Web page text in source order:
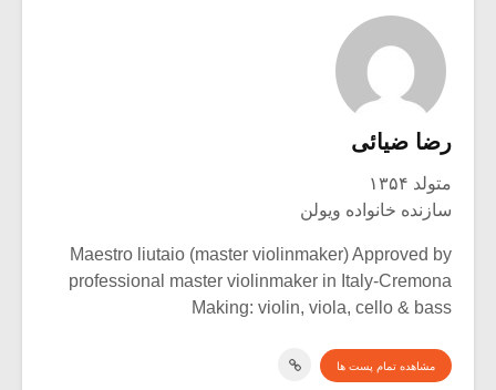
رضا ضیائی
متولد ۱۳۵۴
سازنده خانواده ویولن
Maestro liutaio (master violinmaker) Approved by
professional master violinmaker in Italy-Cremona
Making: violin, viola, cello & bass
مشاهده تمام پست ها